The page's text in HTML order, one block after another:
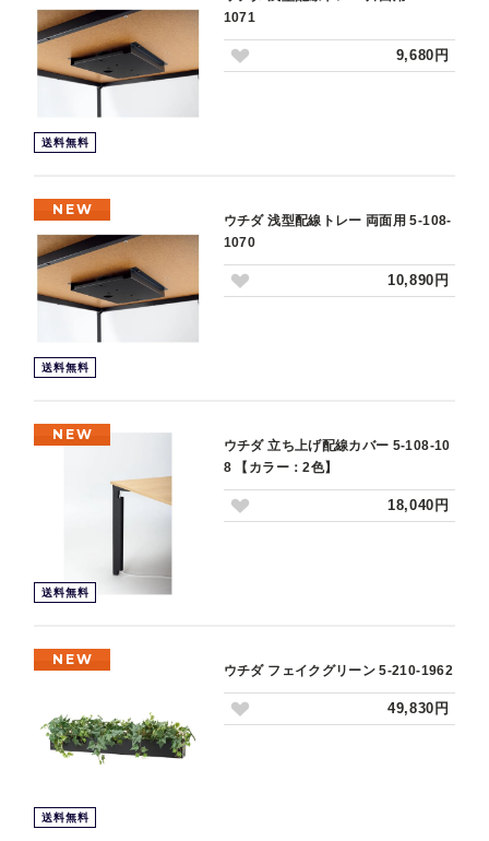
送料無料
1071
9,680円
NEW
送料無料
ウチダ 浅型配線トレー 両面用 5-108-
1070
10,890円
NEW
送料無料
ウチダ 立ち上げ配線カバー 5-108-10
8 【カラー：2色】
18,040円
NEW
送料無料
ウチダ フェイクグリーン 5-210-1962
49,830円